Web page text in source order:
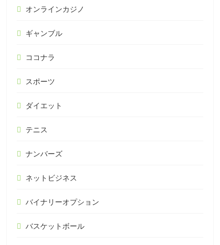
オンラインカジノ
ギャンブル
ココナラ
スポーツ
ダイエット
テニス
ナンバーズ
ネットビジネス
バイナリーオプション
バスケットボール